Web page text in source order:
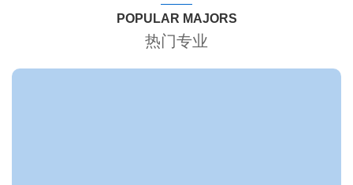
POPULAR MAJORS
热门专业